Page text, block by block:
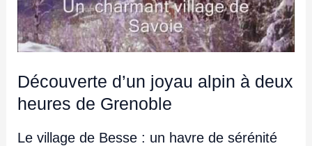
Découverte d’un joyau alpin à deux
heures de Grenoble
Le village de Besse : un havre de sérénité